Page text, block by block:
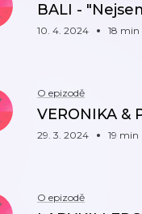
BALI -
10. 4. 2024 18 min
O epizodě
VERONIKA &
29. 3. 2024 19 min
O epizodě